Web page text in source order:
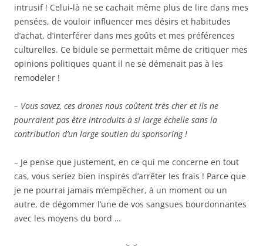
intrusif ! Celui-là ne se cachait même plus de lire dans mes
pensées, de vouloir influencer mes désirs et habitudes
d’achat, d’interférer dans mes goûts et mes préférences
culturelles. Ce bidule se permettait même de critiquer mes
opinions politiques quant il ne se démenait pas à les
remodeler !
– Vous savez, ces drones nous coûtent très cher et ils ne
pourraient pas être introduits à si large échelle sans la
contribution d’un large soutien du sponsoring !
– Je pense que justement, en ce qui me concerne en tout
cas, vous seriez bien inspirés d’arrêter les frais ! Parce que
je ne pourrai jamais m’empêcher, à un moment ou un
autre, de dégommer l’une de vos sangsues bourdonnantes
avec les moyens du bord …